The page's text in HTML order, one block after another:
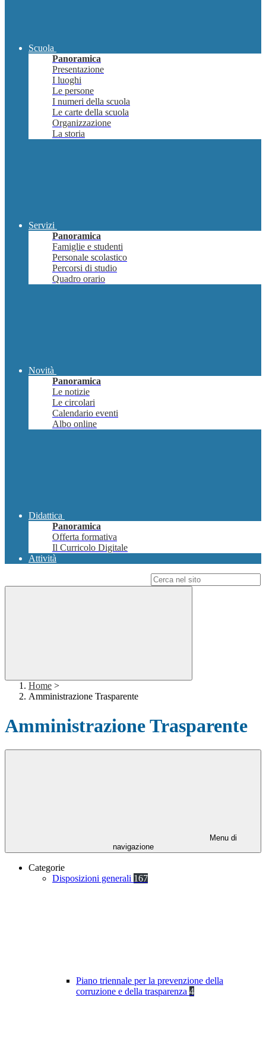
Scuola
Panoramica
Presentazione
I luoghi
Le persone
I numeri della scuola
Le carte della scuola
Organizzazione
La storia
Servizi
Panoramica
Famiglie e studenti
Personale scolastico
Percorsi di studio
Quadro orario
Novità
Panoramica
Le notizie
Le circolari
Calendario eventi
Albo online
Didattica
Panoramica
Offerta formativa
Il Curricolo Digitale
Attività
Home >
Amministrazione Trasparente
Amministrazione Trasparente
Menu di
navigazione
Categorie
Disposizioni generali 167
Piano triennale per la prevenzione della
corruzione e della trasparenza 4